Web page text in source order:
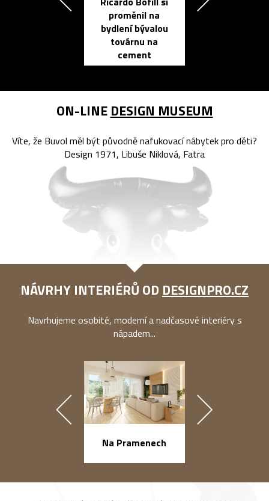
proměnil na
bydlení bývalou
továrnu na
cement
ON-LINE DESIGN MUSEUM
Víte, že Buvol měl být původně nafukovací nábytek pro děti?
Design 1971, Libuše Niklová, Fatra
NÁVRHY INTERIÉRŮ OD DESIGNPRO.CZ
Navrhujeme osobité, moderní a nadčasové interiéry s
nápadem...
Na Pramenech